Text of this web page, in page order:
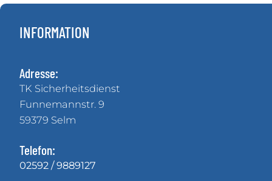
INFORMATION
Adresse:
TK Sicherheitsdienst
Funnemannstr. 9
59379 Selm
Telefon:
02592 / 9889127